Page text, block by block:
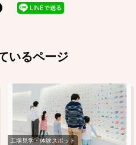
いるページ
工場見学・体験スポット